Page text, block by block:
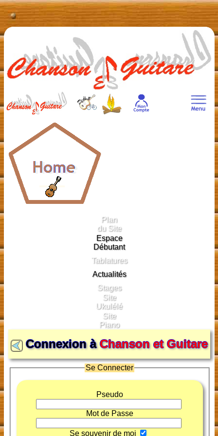
Plan
du Site
Espace
Débutant
Tablatures
Actualités
Stages
Site
Ukulélé
Site
Piano
Connexion àChanson et Guitare
Se Connecter
Pseudo
Mot de Passe
Se souvenir de moi